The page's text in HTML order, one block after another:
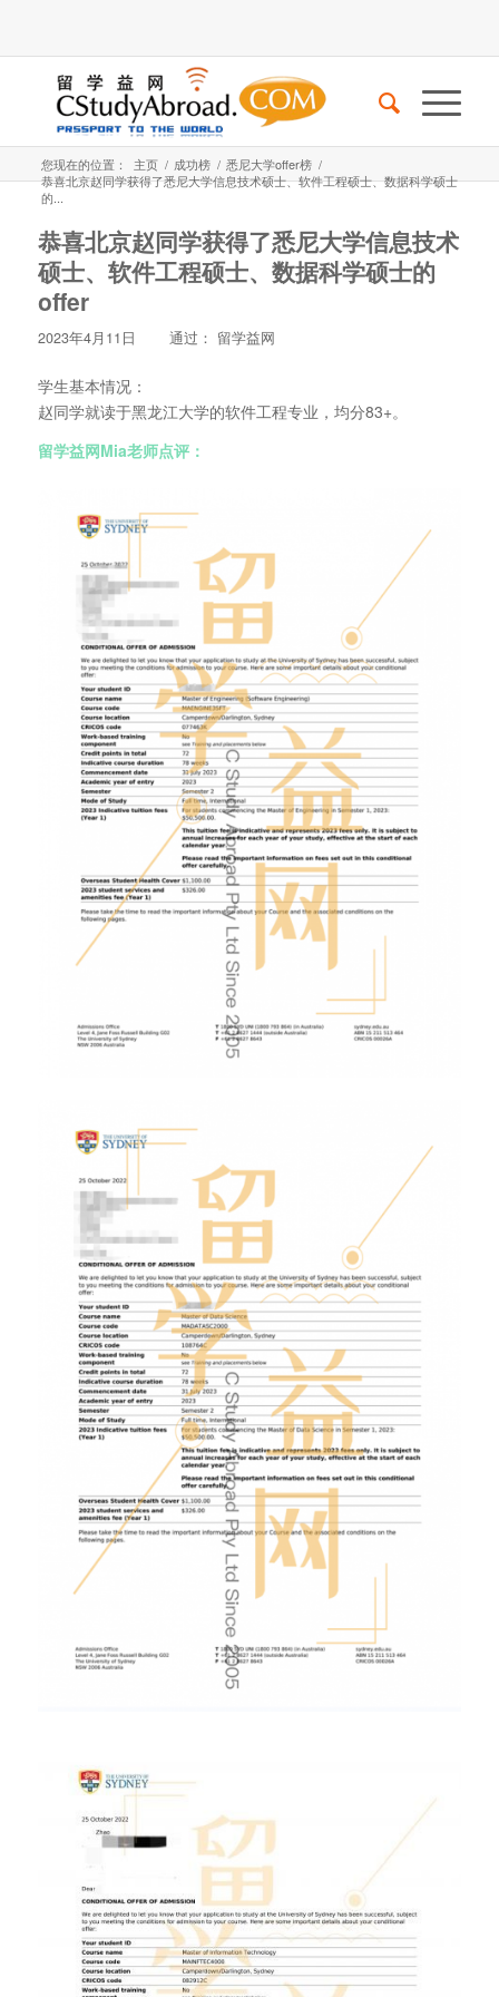
您现在的位置： 主页 / 成功榜 / 悉尼大学offer榜 /
恭喜北京赵同学获得了悉尼大学信息技术硕士、软件工程硕士、数据科学硕士
的...
恭喜北京赵同学获得了悉尼大学信息技术
硕士、软件工程硕士、数据科学硕士的
offer
2023年4月11日 通过： 留学益网
学生基本情况：
赵同学就读于黑龙江大学的软件工程专业，均分83+。
留学益网Mia老师点评：